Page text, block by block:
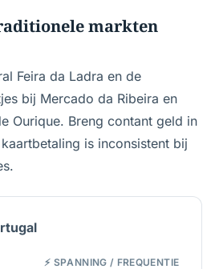
markten
Feira da Ladra en de
bij Mercado da Ribeira en
Ourique. Breng contant geld in
is inconsistent bij
⚡ SPANNING / FREQUENTIE